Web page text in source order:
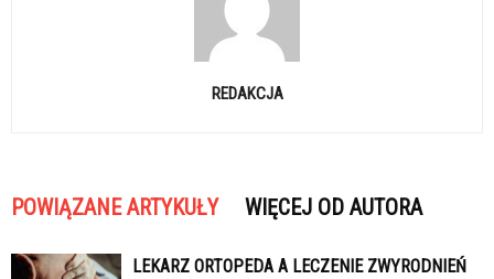
REDAKCJA
POWIĄZANE ARTYKUŁY WIĘCEJ OD AUTORA
LEKARZ ORTOPEDA A LECZENIE ZWYRODNIEŃ